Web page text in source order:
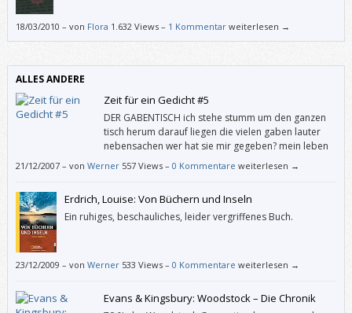
18/03/2010 – von Flora 1.632 Views – 1 Kommentar weiterlesen →
ALLES ANDERE
Zeit für ein Gedicht #5
DER GABENTISCH ich stehe stumm um den ganzen
tisch herum darauf liegen die vielen gaben lauter
nebensachen wer hat sie mir gegeben? mein leben
(Aus Idyllen von Ernst Jandl. –––
21/12/2007– von Werner 557 Views – 0 Kommentare weiterlesen →
Erdrich, Louise: Von Büchern und Inseln
Ein ruhiges, beschauliches, leider vergriffenes Buch.
23/12/2009 – von Werner 533 Views – 0 Kommentare weiterlesen →
Evans & Kingsbury: Woodstock – Die Chronik